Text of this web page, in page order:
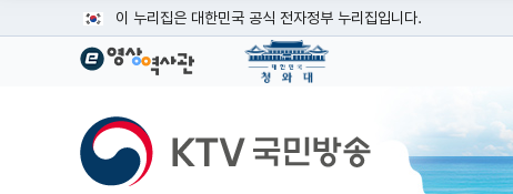
이 누리집은 대한민국 공식 전자정부 누리집입니다.
공식 누리집 주소 확인하기
이밖에 or.kr 또는 .kr등 다른 도메인 주소를 사용하고 있다면 아래
운영중인 공식 누리집보기
KTV국민방송